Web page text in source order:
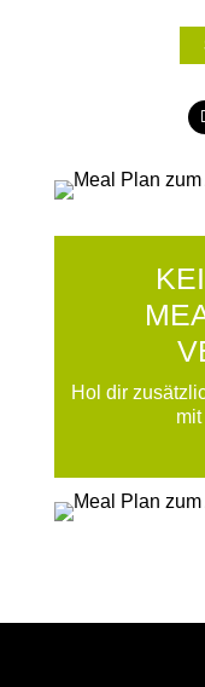
Hol dir